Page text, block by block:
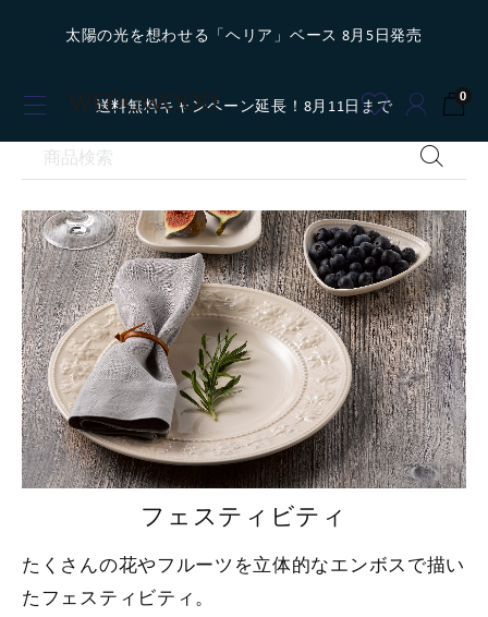
太陽の光を想わせる「ヘリア」ベース 8月5日発売
送料無料キャンペーン延長！8月11日まで 0
フェスティビティ
たくさんの花やフルーツを立体的なエンボスで描い
たフェスティビティ。